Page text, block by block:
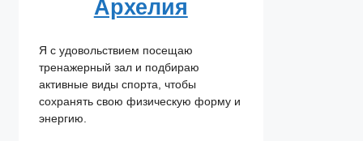
Архелия
Я с удовольствием посещаю
тренажерный зал и подбираю
активные виды спорта, чтобы
сохранять свою физическую форму и
энергию.